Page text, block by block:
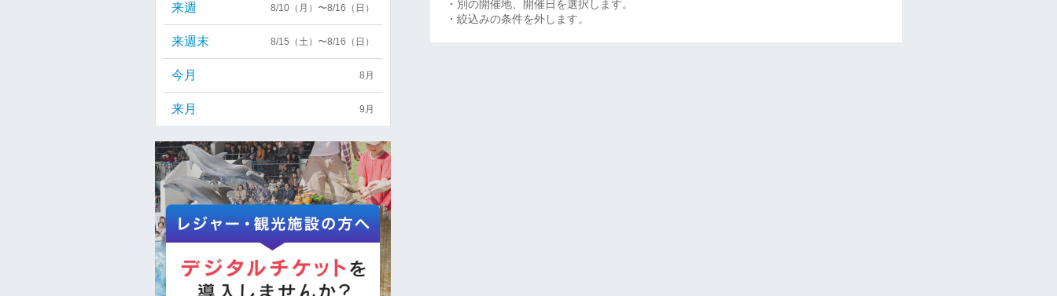
・別の開催地、開催日を選択します。
・絞込みの条件を外します。
来週 8/10（月）〜8/16（日）
来週末 8/15（土）〜8/16（日）
今月 8月
来月 9月